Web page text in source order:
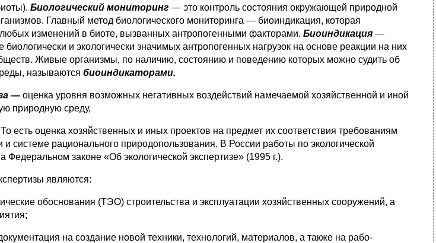
Биологический мониторинг — это контроль состояния окружающей природной
Главный метод биологического мониторинга — биоиндикация, которая
любых изменений в биоте, вызванных антропогенными факторами. Биоиндикация —
и экологически значимых антропогенных нагрузок на основе реакции на них
Живые организмы, по наличию, состоянию и поведению которых можно судить об
называются биоиндикаторами.
— оценка уровня возможных не­гативных воздействий намечаемой хозяйственной и иной
природную среду,
есть оценка хозяйственных и иных проектов на предмет их соответствия требованиям
и системе рационального природо­пользования. В России работы по экологической
Федеральном законе «Об экологической эк­спертизе» (1995 г.).
являются:
обоснования (ТЭО) строительства и эксплуатации хозяйственных сооруже­ний, а
на создание но­вой техники, технологий, материалов, а также на рабо-